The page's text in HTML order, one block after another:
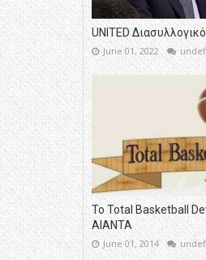
UNITED
June 01, 2022
Το Total Basketball
ΑΙΑΝΤΑ
June 01, 2014